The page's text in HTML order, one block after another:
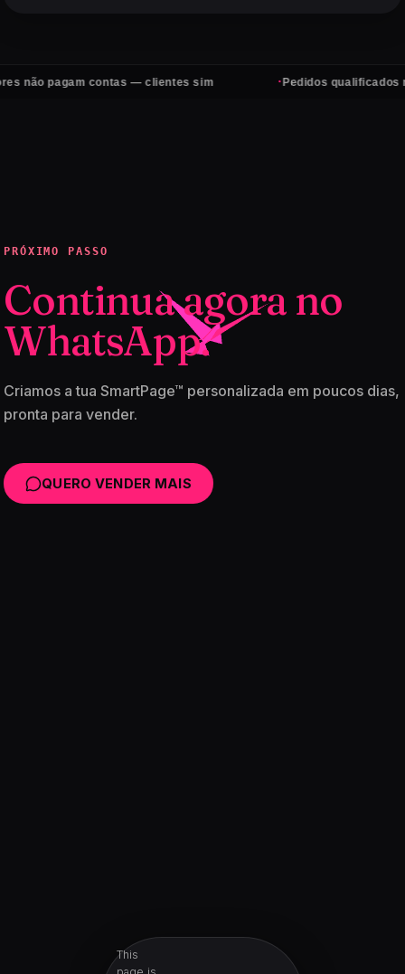
This
pagam contas — clientes sim Pedidos qualificados no
PRÓXIMO PASSO
Continua agora no
WhatsApp.
Criamos a tua SmartPage™ personalizada em poucos dias,
pronta para vender.
QUERO VENDER MAIS